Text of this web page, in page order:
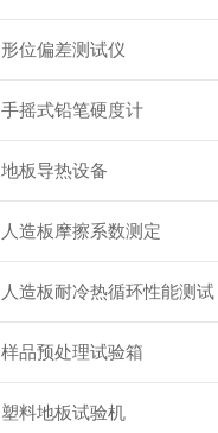
形位偏差测试仪
手摇式铅笔硬度计
地板导热设备
人造板摩擦系数测定
人造板耐冷热循环性能测试
样品预处理试验箱
塑料地板试验机